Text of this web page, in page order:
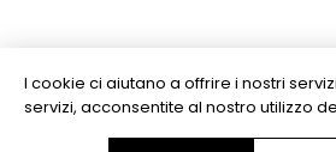
I cookie ci aiutano a offrire i nostri
servizi, acconsentite al nostro utilizzo